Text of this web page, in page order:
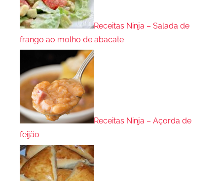
Receitas Ninja – Salada de
frango ao molho de abacate
Receitas Ninja – Açorda de
feijão